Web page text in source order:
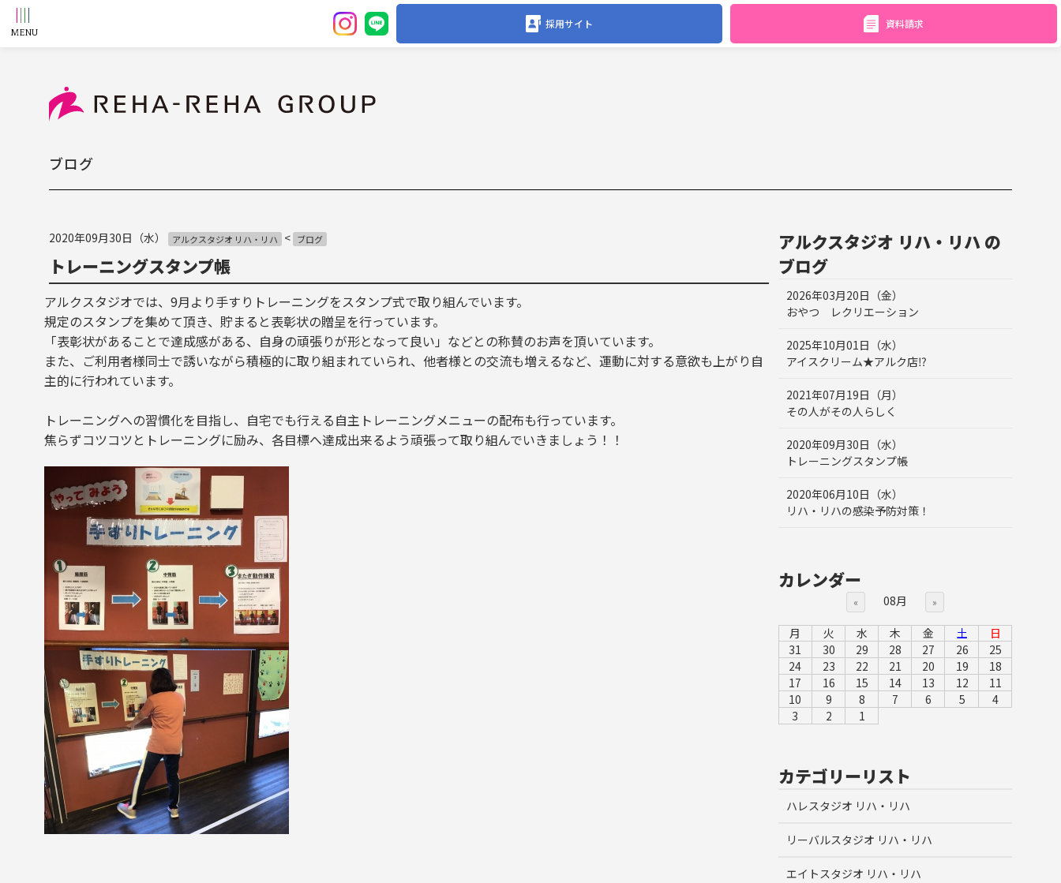
採用サイト 資料請求
ブログ
2020年09月30日（水） アルクスタジオ リハ・リハ < ブログ
トレーニングスタンプ帳
アルクスタジオでは、9月より手すりトレーニングをスタンプ式で取り組んでいます。
規定のスタンプを集めて頂き、貯まると表彰状の贈呈を行っています。
「表彰状があることで達成感がある、自身の頑張りが形となって良い」などとの称賛のお声を頂いています。
また、ご利用者様同士で誘いながら積極的に取り組まれていられ、他者様との交流も増えるなど、運動に対する意欲も上がり自
主的に行われています。
トレーニングへの習慣化を目指し、自宅でも行える自主トレーニングメニューの配布も行っています。
焦らずコツコツとトレーニングに励み、各目標へ達成出来るよう頑張って取り組んでいきましょう！！
アルクスタジオ リハ・リハ の
ブログ
2026年03月20日（金）
おやつ レクリエーション
2025年10月01日（水）
アイスクリーム★アルク店⁉
2021年07月19日（月）
その人がその人らしく
2020年09月30日（水）
トレーニングスタンプ帳
2020年06月10日（水）
リハ・リハの感染予防対策！
カレンダー
« 08月 »
月 火 水 木 金 土
日
31
30 29 28 27 26
25
24
23 22 21 20 19
18
17
16 15 14 13 12
11
10
9 8 7 6 5
4
3
2 1
カテゴリーリスト
ハレスタジオ リハ・リハ
リーバルスタジオ リハ・リハ
エイトスタジオ リハ・リハ